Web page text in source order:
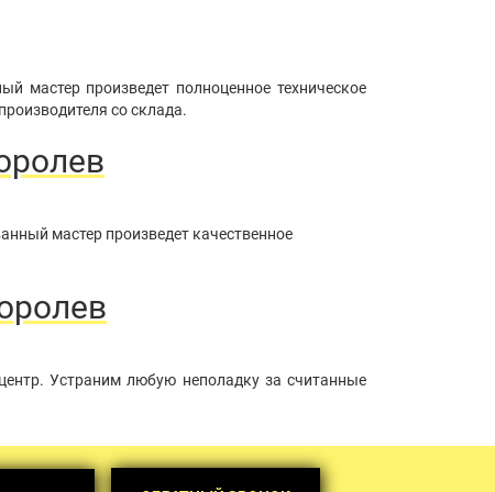
мастер произведет полноценное техническое
со склада.
мастер произведет качественное
Устраним любую неполадку за считанные